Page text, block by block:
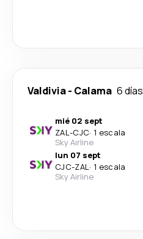
Valdivia- Calama 6 días
mié 02 sept
ZAL-CJC· 1 escala
Sky Airline
lun 07 sept
CJC-ZAL· 1 escala
Sky Airline